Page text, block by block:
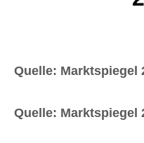
Quelle: Marktspiegel
Quelle: Marktspiegel